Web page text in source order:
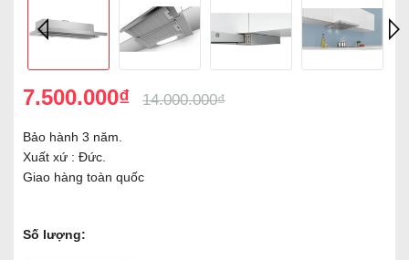
7.500.000₫ 14.000.000₫
Bảo hành 3 năm.
Xuất xứ : Đức.
Giao hàng toàn quốc
Số lượng: